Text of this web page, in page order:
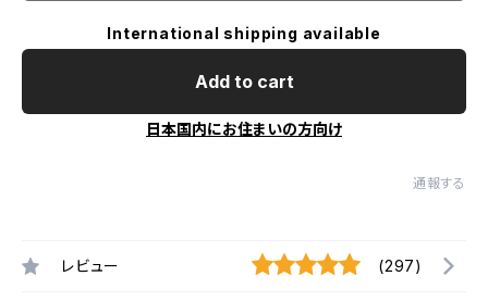
International shipping available
Add to cart
日本国内にお住まいの方向け
通報する
レビュー (297)